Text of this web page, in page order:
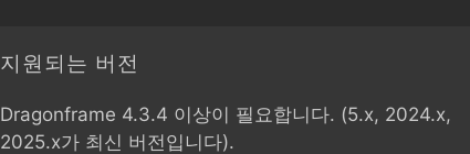
지원되는 버전
Dragonframe 4.3.4 이상이 필요합니다. (5.x, 2024.x,
2025.x가 최신 버전입니다).